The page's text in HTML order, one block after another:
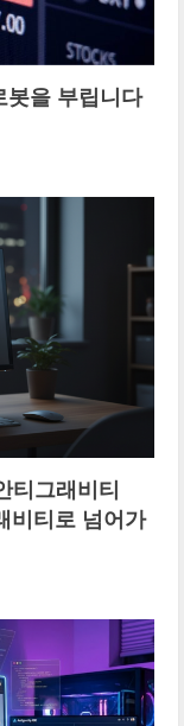
봇을 부립니다
티그래비티
비티로 넘어가